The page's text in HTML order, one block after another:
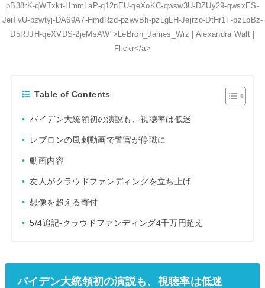
pB38rK-qWTxkt-HmmLaP-q12nEU-qeXoKC-qwsw3U-DZUy29-qwsxES-
JeiTvU-pzwtyj-DA69A7-HmdRzd-pzwvBh-pzLgLH-Jejrzo-DtHr1F-pzLbBz-
D5RJJH-qeXVDS-2jeMsAW">LeBron_James_Wiz | Alexandra Walt |
Flickr</a>
Table of Contents
バイデン大統領初の演説も、視聴率は低迷
レブロンの風刺動画で警官が停職に
動画内容
友人がクラウドファンディングを立ち上げ
想像を超える寄付
5/4追記-クラウドファンディング4千万円超え
バイデン大統領初の演説も、視聴率は低迷